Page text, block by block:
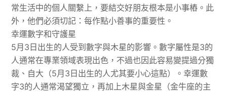
常生活中的個人關繫上，要結交好朋友根本是小事樁。此
外，他們必須切記：每作點小善事的重要性。
幸運數字和守護星
5月3日出生的人受到數字與木星的影響。數字屬性是3的
人通常在專業領域表現出色，不過也因此容易變提過分獨
裁、自大（5月3日出生的人尤其要小心這點）。幸運數
字3的人通常渴望獨立，再加上木星與金星（金牛座的主